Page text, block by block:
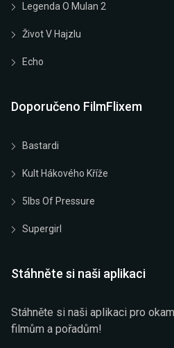
Legenda O Mulan 2
Život V Hajzlu
Echo
Doporučeno FilmFlixem
Bastardi
Kult Hákového Kříže
5lbs Of Pressure
Supergirl
Stáhněte si naši aplikaci
Stáhněte si naši aplikaci pro
filmům a pořadům!